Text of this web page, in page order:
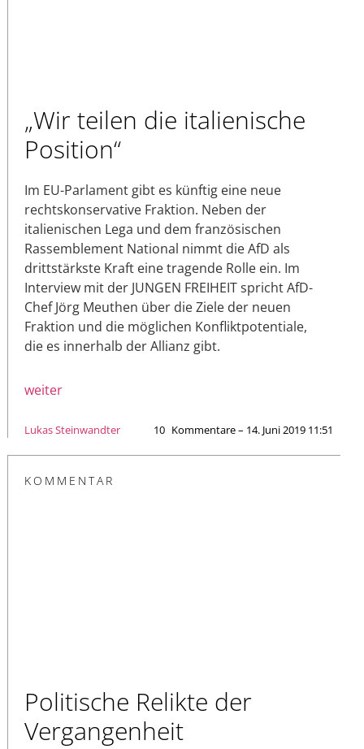
„Wir teilen die italienische
Position“
Im EU-Parlament gibt es künftig eine neue
rechtskonservative Fraktion. Neben der
italienischen Lega und dem französischen
Rassemblement National nimmt die AfD als
drittstärkste Kraft eine tragende Rolle ein. Im
Interview mit der JUNGEN FREIHEIT spricht AfD-
Chef Jörg Meuthen über die Ziele der neuen
Fraktion und die möglichen Konfliktpotentiale,
die es innerhalb der Allianz gibt.
weiter
Lukas Steinwandter 10 Kommentare – 14. Juni 2019 11:51
KOMMENTAR
Politische Relikte der
Vergangenheit